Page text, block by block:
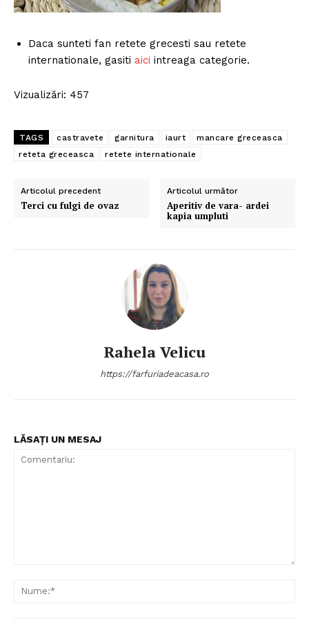
Daca sunteti fan retete grecesti sau retete
internationale, gasiti aici intreaga categorie.
Vizualizări: 457
TAGS castravete garnitura iaurt
mancare greceasca
reteta greceasca
retete internationale
Articolul precedent
Terci cu fulgi de ovaz
Articolul următor
Aperitiv de vara- ardei
kapia umpluti
Rahela Velicu
https://farfuriadeacasa.ro
LĂSAȚI UN MESAJ